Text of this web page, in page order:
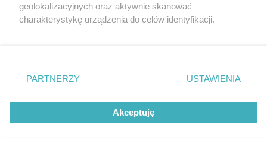
sprawdź, jaki masz typ osobowości
geolokalizacyjnych oraz aktywnie skanować
charakterystykę urządzenia do celów identyfikacji.
zmienić/wycofać klikając przycisk ustawień prywatności
znajdujący się w lewym dolnym rogu strony
rodzaje przetwarzania danych nie wymagają zgody
użytkownika, ale masz prawo sprzeciwić się takiemu
przetwarzaniu. Preferencje będą miały zastosowanie tylko
PARTNERZY USTAWIENIA
Akceptuję